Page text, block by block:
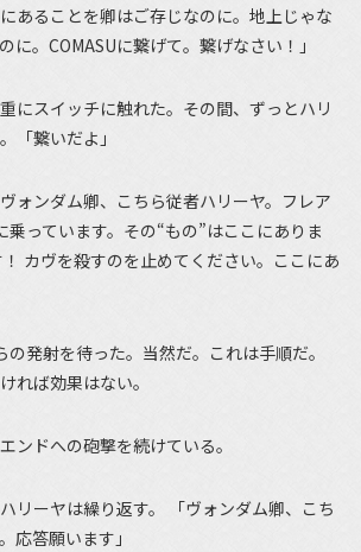
にあることを卿はご存じなのに。地上じゃな
に。COMASUに繋げて。繋げなさい！」
にスイッチに触れた。その間、ずっとハリ
「繋いだよ」
ォンダム卿、こちら従者ハリーヤ。フレア
乗っています。その“もの”はここにありま
カヴを殺すのを止めてください。ここにあ
発射を待った。当然だ。これは手順だ。
れば効果はない。
ンドへの砲撃を続けている。
リーヤは繰り返す。 「ヴォンダム卿、こち
応答願います」